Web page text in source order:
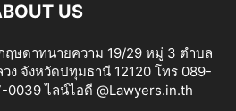
US
ษดาทนายความ 19/29 หมู่ 3 ตำบล
ง จังหวัดปทุมธานี 12120 โทร 089-
0039 ไลน์ไอดี @Lawyers.in.th